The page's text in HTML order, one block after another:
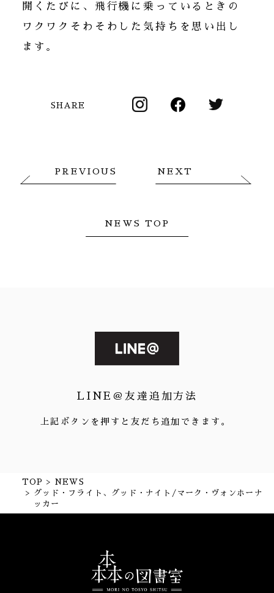
開くたびに、飛行機に乗っているときの
ワクワクそわそわした気持ちを思い出し
ます。
SHARE
PREVIOUS
NEWS TOP
NEXT
LINE＠友達追加方法
上記ボタンを押すと友だち追加できます。
TOP
NEWS
グッド・フライト、グッド・ナイト/マーク・ヴォンホーナ
ッカー